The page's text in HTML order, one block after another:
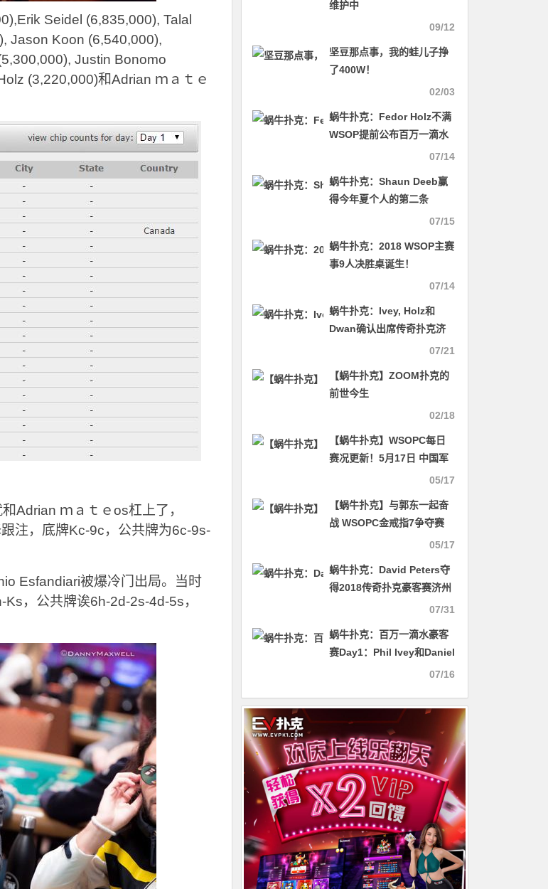
Seidel (6,835,000), Talal
Jason Koon (6,540,000),
Justin Bonomo
(3,220,000)和Adrian ｍａｔｅ
Adrian ｍａｔｅos杠上了，
注，底牌Kc-9c，公共牌为6c-9s-
Esfandiari被爆冷门出局。当时
，公共牌诶6h-2d-2s-4d-5s，
维护中
09/12
坚豆那点事，我的蛙儿子挣
了400W！
02/03
蜗牛扑克：Fedor Holz不满
WSOP提前公布百万一滴水
07/14
蜗牛扑克：Shaun Deeb赢
得今年夏个人的第二条
07/15
蜗牛扑克：2018 WSOP主赛
事9人决胜桌诞生！
07/14
蜗牛扑克：Ivey, Holz和
Dwan确认出席传奇扑克济
07/21
【蜗牛扑克】ZOOM扑克的
前世今生
02/18
【蜗牛扑克】WSOPC每日
赛况更新！5月17日 中国军
05/17
【蜗牛扑克】与郭东一起奋
战 WSOPC金戒指7争夺赛
05/17
蜗牛扑克：​David Peters夺
得2018传奇扑克豪客赛济州
07/31
蜗牛扑克：百万一滴水豪客
赛Day1：Phil Ivey和Daniel
07/16